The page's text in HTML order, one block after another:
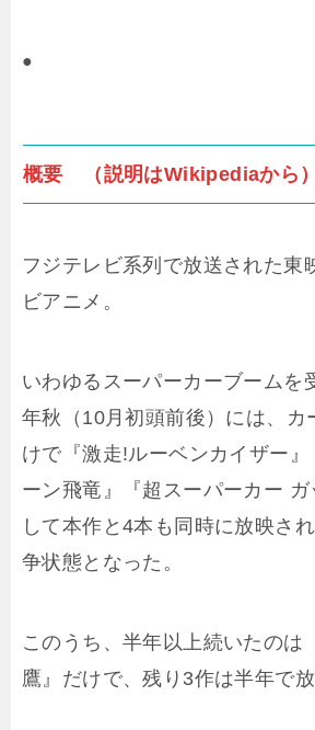
●
概要 （説明はWikipediaから）
フジテレビ系列で放送された東
ビアニメ。
いわゆるスーパーカーブームを
年秋（10月初頭前後）には、カ
けで『激走!ルーベンカイザー
ーン飛竜』『超スーパーカー
して本作と4本も同時に放映さ
争状態となった。
このうち、半年以上続いたのは
鷹』だけで、残り3作は半年で放